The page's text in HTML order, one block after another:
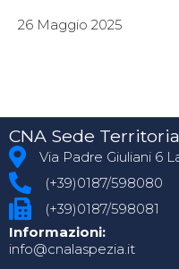
26 Maggio 2025
CNA Sede
Via Padre Giuliani 6
(+39)0187/598080
(+39)0187/598081
Informazioni:
info@cnalaspezia.it